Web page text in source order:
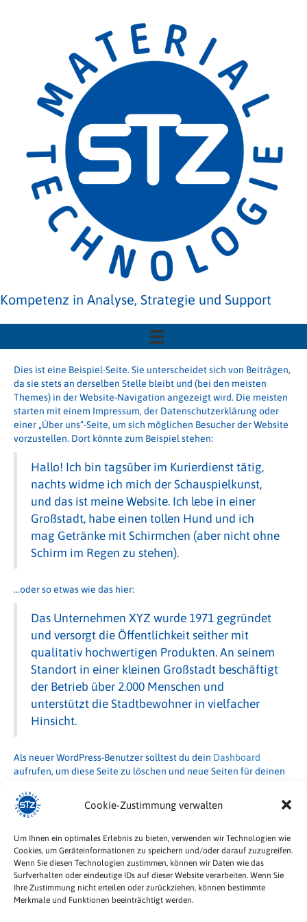
Cookie-Zustimmung verwalten
Um Ihnen ein optimales Erlebnis zu bieten, verwenden wir Technologien wie
Cookies, um Geräteinformationen zu speichern und/oder darauf zuzugreifen.
Wenn Sie diesen Technologien zustimmen, können wir Daten wie das
Surfverhalten oder eindeutige IDs auf dieser Website verarbeiten. Wenn Sie
Ihre Zustimmung nicht erteilen oder zurückziehen, können bestimmte
Merkmale und Funktionen beeinträchtigt werden.
Kompetenz in Analyse, Strategie und Support
Dies ist eine Beispiel-Seite. Sie unterscheidet sich von Beiträgen,
da sie stets an derselben Stelle bleibt und (bei den meisten
Themes) in der Website-Navigation angezeigt wird. Die meisten
starten mit einem Impressum, der Datenschutzerklärung oder
einer „Über uns“-Seite, um sich möglichen Besucher der Website
vorzustellen. Dort könnte zum Beispiel stehen:
Hallo! Ich bin tagsüber im Kurierdienst tätig,
nachts widme ich mich der Schauspielkunst,
und das ist meine Website. Ich lebe in einer
Großstadt, habe einen tollen Hund und ich
mag Getränke mit Schirmchen (aber nicht ohne
Schirm im Regen zu stehen).
…oder so etwas wie das hier:
Das Unternehmen XYZ wurde 1971 gegründet
und versorgt die Öffentlichkeit seither mit
qualitativ hochwertigen Produkten. An seinem
Standort in einer kleinen Großstadt beschäftigt
der Betrieb über 2.000 Menschen und
unterstützt die Stadtbewohner in vielfacher
Hinsicht.
Als neuer WordPress-Benutzer solltest du dein Dashboard
aufrufen, um diese Seite zu löschen und neue Seiten für deinen
STZ Material Technologie GmbH
Daimlerstraße 8
78559 Gosheim